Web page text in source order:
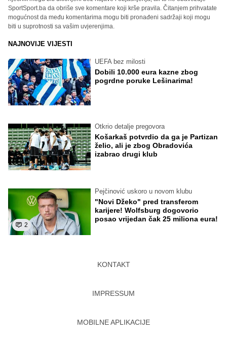
SportSport.ba da obriše sve komentare koji krše pravila. Čitanjem prihvatate
mogućnost da među komentarima mogu biti pronađeni sadržaji koji mogu
biti u suprotnosti sa vašim uvjerenjima.
NAJNOVIJE VIJESTI
UEFA bez milosti
Dobili 10.000 eura kazne zbog
pogrdne poruke Lešinarima!
Otkrio detalje pregovora
Košarkaš potvrdio da ga je Partizan
želio, ali je zbog Obradovića
izabrao drugi klub
2
Pejčinović uskoro u novom klubu
"Novi Džeko" pred transferom
karijere! Wolfsburg dogovorio
posao vrijedan čak 25 miliona eura!
KONTAKT
IMPRESSUM
MOBILNE APLIKACIJE